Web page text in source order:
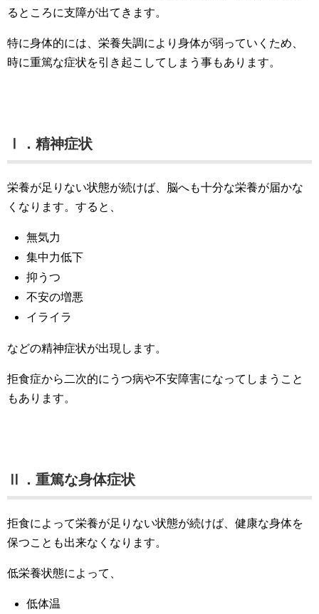
るところに支障が出てきます。
特に身体的には、栄養失調により身体が弱っていくため、
時に重篤な症状を引き起こしてしまう事もあります。
Ⅰ．精神症状
栄養が足りない状態が続けば、脳へも十分な栄養が届かな
くなります。すると、
無気力
集中力低下
抑うつ
不安の増悪
イライラ
などの精神症状が出現します。
拒食症から二次的にうつ病や不安障害になってしまうこと
もあります。
Ⅱ．重篤な身体症状
拒食によって栄養が足りない状態が続けば、健康な身体を
保つことも出来なくなります。
低栄養状態によって、
低体温